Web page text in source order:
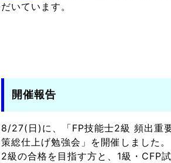
だいています。
開催報告
8/27(日)に、「FP技能士2級 頻出重
策総仕上げ勉強会」を開催しました。
2級の合格を目指す方と、1級・CFP